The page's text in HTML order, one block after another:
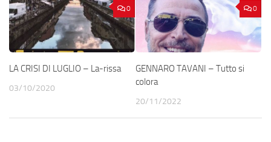
0
LA CRISI DI LUGLIO – La-rissa
03/10/2020
0
GENNARO TAVANI – Tutto si
colora
20/11/2022